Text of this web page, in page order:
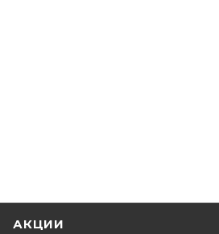
АКЦИИ